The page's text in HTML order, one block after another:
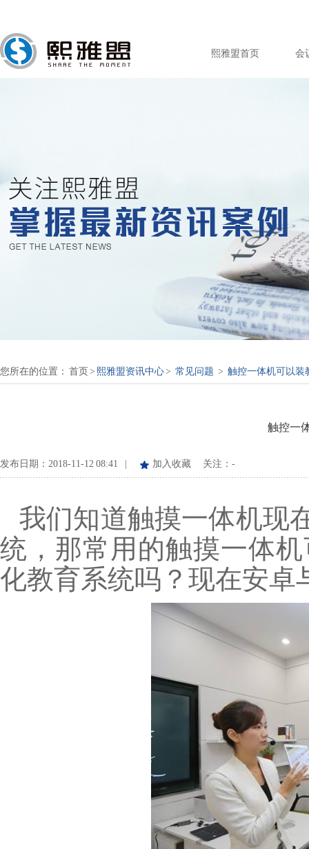
熙雅盟首页 会
您所在的位置： 首页 > 熙雅盟资讯中心> 常见问题 > 触控一体机可以装
触控一
发布日期：2018-11-12 08:41 | 加入收藏 关注： -
我们知道触摸一体机现
统，那常用的触摸一体
化教育系统吗？现在安卓